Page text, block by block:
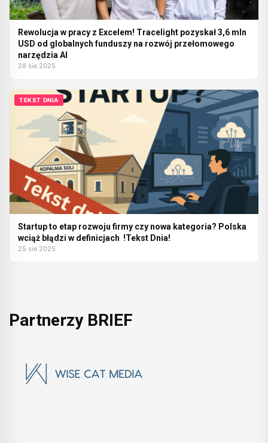
Rewolucja w pracy z Excelem! Tracelight pozyskał 3,6 mln
USD od globalnych funduszy na rozwój przełomowego
narzędzia AI
28 sie 2025
TEKST DNIA
Startup to etap rozwoju firmy czy nowa kategoria? Polska
wciąż błądzi w definicjach !Tekst Dnia!
25 sie 2025
Partnerzy BRIEF